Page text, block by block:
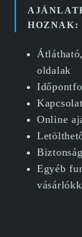
HOZNAK:
oldalak
Online
Egyéb